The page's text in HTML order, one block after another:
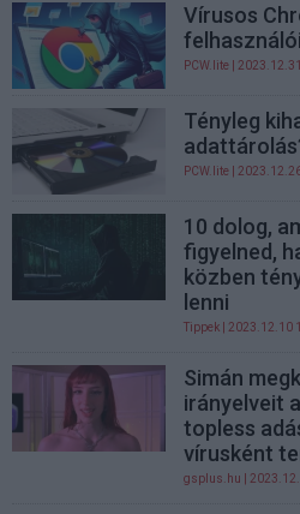
Vírusos
PCW.lite |
Tényleg
PCW.lite |
10 dolog,
figyelned,
közben
lenni
Tippek | 2023.12.10
Simán
irányelveit
topless
vírusként
gsplus.hu |